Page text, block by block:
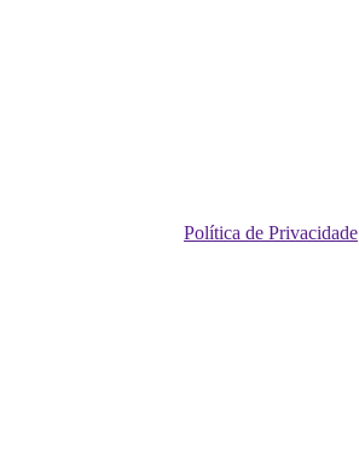
Política de Privacidade